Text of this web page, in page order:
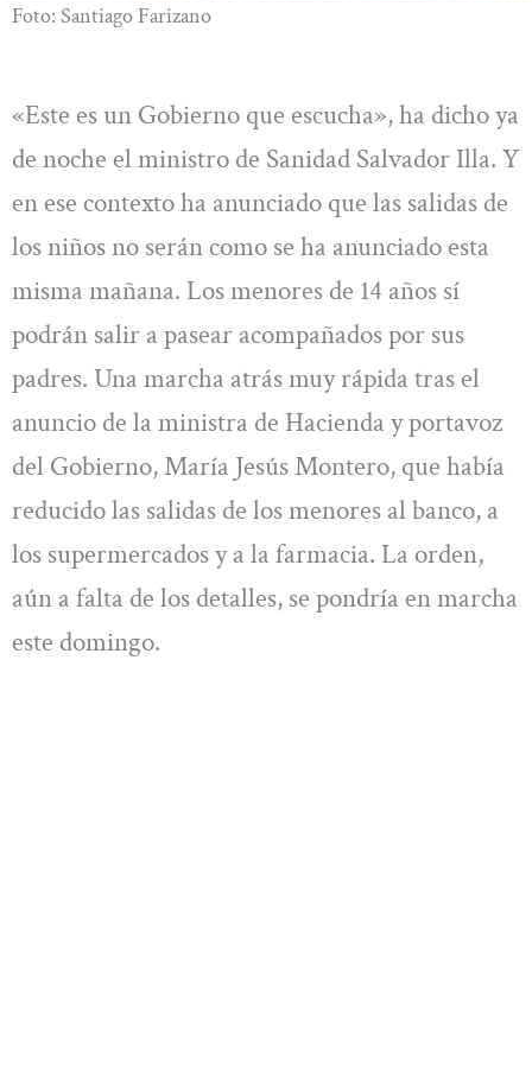
Foto: Santiago Farizano
«Este es un Gobierno que escucha», ha dicho ya
de noche el ministro de Sanidad Salvador Illa. Y
en ese contexto ha anunciado que las salidas de
los niños no serán como se ha anunciado esta
misma mañana. Los menores de 14 años sí
podrán salir a pasear acompañados por sus
padres. Una marcha atrás muy rápida tras el
anuncio de la ministra de Hacienda y portavoz
del Gobierno, María Jesús Montero, que había
reducido las salidas de los menores al banco, a
los supermercados y a la farmacia. La orden,
aún a falta de los detalles, se pondría en marcha
este domingo.